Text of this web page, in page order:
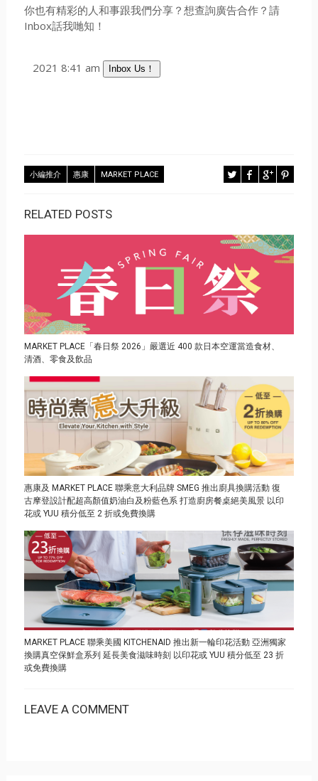
你也有精彩的人和事跟我們分享？想查詢廣告合作？請
Inbox話我哋知！
2021 8:41 am Inbox Us！
小編推介 惠康 MARKET PLACE
RELATED POSTS
MARKET PLACE「春日祭 2026」嚴選近 400 款日本空運當造食材、
清酒、零食及飲品
惠康及 MARKET PLACE 聯乘意大利品牌 SMEG 推出廚具換購活動 復
古摩登設計配超高顏值奶油白及粉藍色系 打造廚房餐桌絕美風景 以印
花或 YUU 積分低至 2 折或免費換購
MARKET PLACE 聯乘美國 KITCHENAID 推出新一輪印花活動 亞洲獨家
換購真空保鮮盒系列 延長美食滋味時刻 以印花或 YUU 積分低至 23 折
或免費換購
LEAVE A COMMENT